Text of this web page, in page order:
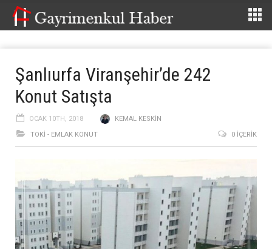
Şanlıurfa Viranşehir’de 242
Konut Satışta
OCAK 10TH, 2018
KEMAL KESKIN
TOKİ - EMLAK KONUT
0 İÇERIK